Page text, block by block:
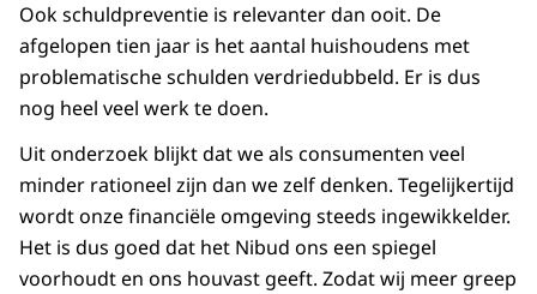
Ook schuldpreventie is relevanter dan ooit. De
afgelopen tien jaar is het aantal huishoudens met
problematische schulden verdriedubbeld. Er is dus
nog heel veel werk te doen.
Uit onderzoek blijkt dat we als consumenten veel
minder rationeel zijn dan we zelf denken. Tegelijkertijd
wordt onze financiële omgeving steeds ingewikkelder.
Het is dus goed dat het Nibud ons een spiegel
voorhoudt en ons houvast geeft. Zodat wij meer greep